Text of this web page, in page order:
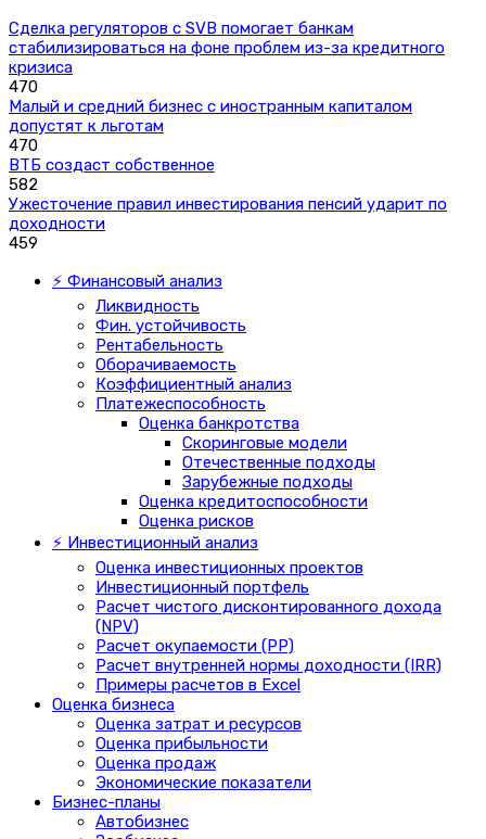
Сделка регуляторов с SVB помогает банкам
стабилизироваться на фоне проблем из-за кредитного
кризиса
470
Малый и средний бизнес с иностранным капиталом
допустят к льготам
470
ВТБ создаст собственное
582
Ужесточение правил инвестирования пенсий ударит по
доходности
459
⚡ Финансовый анализ
Ликвидность
Фин. устойчивость
Рентабельность
Оборачиваемость
Коэффициентный анализ
Платежеспособность
Оценка банкротства
Скоринговые модели
Отечественные подходы
Зарубежные подходы
Оценка кредитоспособности
Оценка рисков
⚡ Инвестиционный анализ
Оценка инвестиционных проектов
Инвестиционный портфель
Расчет чистого дисконтированного дохода
(NPV)
Расчет окупаемости (PP)
Расчет внутренней нормы доходности (IRR)
Примеры расчетов в Excel
Оценка бизнеса
Оценка затрат и ресурсов
Оценка прибыльности
Оценка продаж
Экономические показатели
Бизнес-планы
Автобизнес